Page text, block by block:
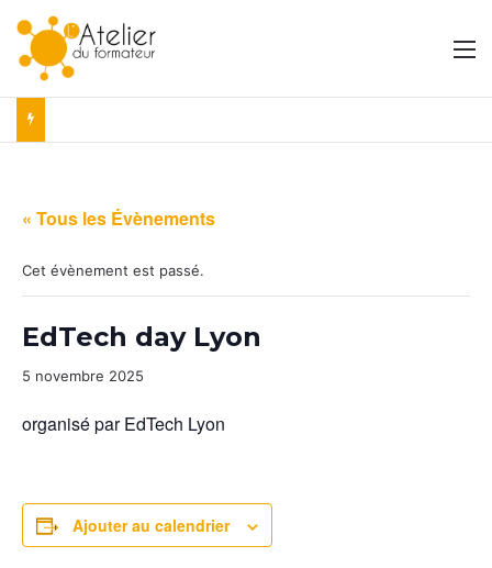
« Tous les Évènements
Cet évènement est passé.
EdTech day Lyon
5 novembre 2025
organisé par EdTech Lyon
Ajouter au calendrier